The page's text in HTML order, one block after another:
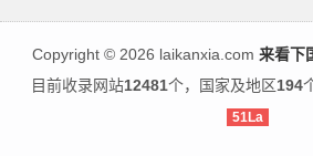
Copyright ©2026 laikanxia.com 来看下
目前收录网站12481个，国家及地区194
51La